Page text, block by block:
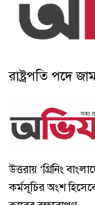
রাষ্ট্রপতি পদে
উত্তরায় ‘গ্রিনিং
কর্মসূচির অংশ